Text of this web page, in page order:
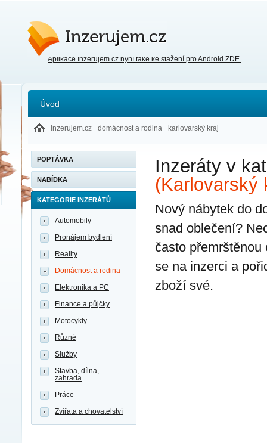
Inzerujem.cz
Aplikace Inzerujem.cz nyní také ke stažení pro Android ZDE.
Úvod
inzerujem.cz domácnost a rodina karlovarský kraj
Inzeráty v
(Karlovarský
Nový nábytek do
snad oblečení?
často
se na inzerci a
zboží své.
POPTÁVKA
NABÍDKA
KATEGORIE INZERÁTŮ
Automobily
Pronájem bydlení
Reality
Domácnost a rodina
Elektronika a PC
Finance a půjčky
Motocykly
Různé
Služby
Stavba, dílna,
zahrada
Práce
Zvířata a chovatelství